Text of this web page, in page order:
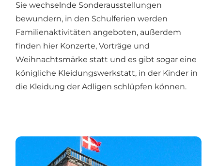
Sie wechselnde Sonderausstellungen
bewundern, in den Schulferien werden
Familienaktivitäten angeboten, außerdem
finden hier Konzerte, Vorträge und
Weihnachtsmärke statt und es gibt sogar eine
königliche Kleidungswerkstatt, in der Kinder in
die Kleidung der Adligen schlüpfen können.